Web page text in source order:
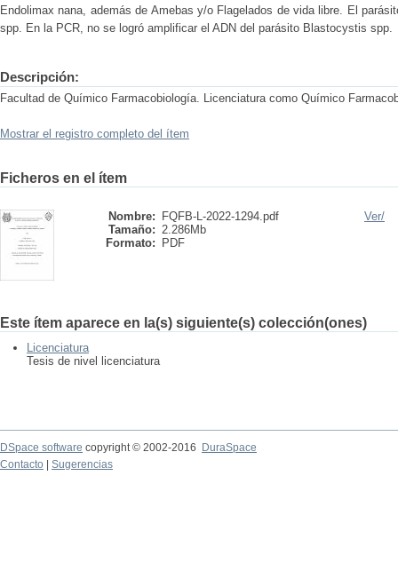
Endolimax nana, además de Amebas y/o Flagelados de vida libre. El
spp. En la PCR, no se logró amplificar el ADN del parásito Blastocystis spp.
Descripción:
Facultad de Químico Farmacobiología. Licenciatura como Químico
Mostrar el registro completo del ítem
Ficheros en el ítem
Nombre:
FQFB-L-2022-1294.pdf
Tamaño: 2.286Mb
Formato:
PDF
Ver/
Este ítem aparece en la(s) siguiente(s) colección(ones)
Licenciatura
Tesis de nivel licenciatura
DSpace software copyright © 2002-2016
DuraSpace
Contacto
Sugerencias